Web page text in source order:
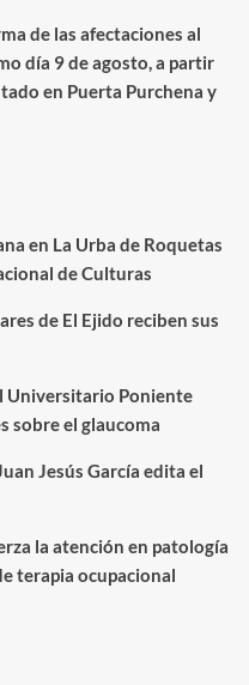
de las afectaciones al
día 9 de agosto, a partir
en Puerta Purchena y
en La Urba de Roquetas
de Culturas
de El Ejido reciben sus
Universitario Poniente
sobre el glaucoma
Jesús García edita el
la atención en patología
terapia ocupacional